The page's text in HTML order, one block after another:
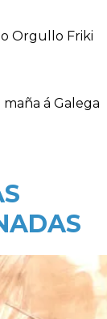
Orgullo Friki
á Galega